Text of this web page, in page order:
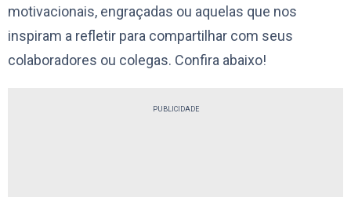
motivacionais, engraçadas ou aquelas que nos
inspiram a refletir para compartilhar com seus
colaboradores ou colegas. Confira abaixo!
PUBLICIDADE